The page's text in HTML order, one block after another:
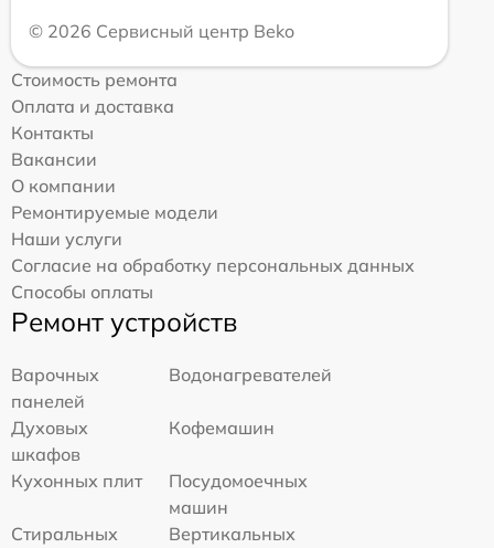
© 2026 Сервисный центр Beko
Стоимость ремонта
Оплата и доставка
Контакты
Вакансии
О компании
Ремонтируемые модели
Наши услуги
Согласие на обработку персональных данных
Способы оплаты
Ремонт устройств
Варочных
панелей
Водонагревателей
Духовых
шкафов
Кофемашин
Кухонных плит
Посудомоечных
машин
Стиральных
Вертикальных